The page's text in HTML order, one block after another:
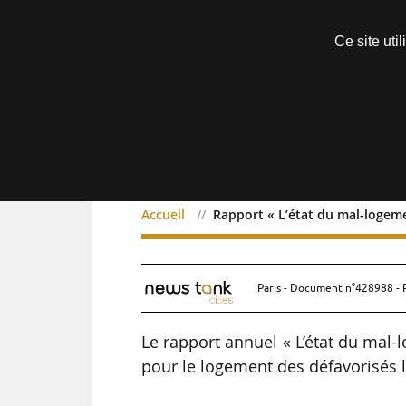
Accueil Rapport « L’état du mal-
Rapport « L’état du
Paris - Document n°428988 -
Le rapport annuel « L’état du
pour le logement des défavorisés
Ce site